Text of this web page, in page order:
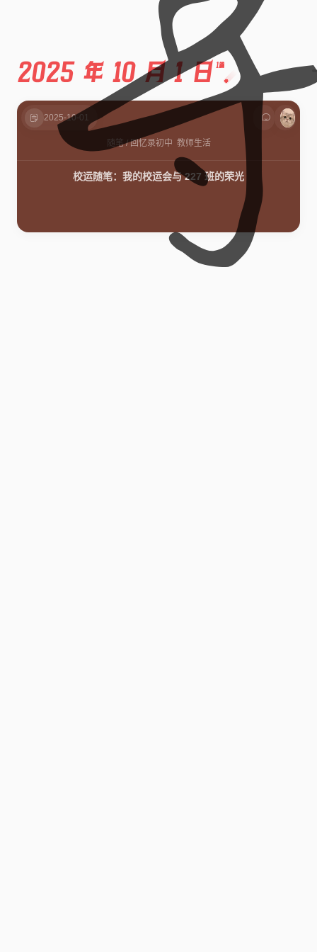
2025 年 10 月 1 日 1篇
2025-10-01
随笔 /回忆录初中 教师生活
校运随笔：我的校运会与 227 班的荣光